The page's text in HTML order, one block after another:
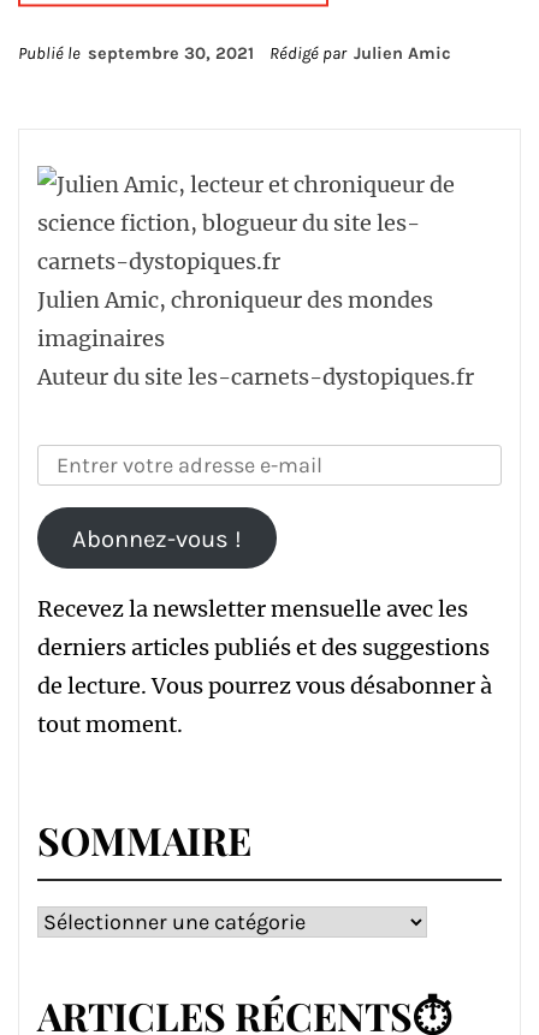
Publié le septembre 30, 2021 Rédigé par Julien Amic
Julien Amic, chroniqueur des mondes
imaginaires
Auteur du site les-carnets-dystopiques.fr
Abonnez-vous !
Recevez la newsletter mensuelle avec les
derniers articles publiés et des suggestions
de lecture. Vous pourrez vous désabonner à
tout moment.
SOMMAIRE
Sommaire
ARTICLES RÉCENTS⏱